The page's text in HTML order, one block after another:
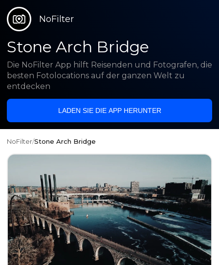
NoFilter
Stone Arch Bridge
Die NoFilter App hilft Reisenden und Fotografen, die
besten Fotolocations auf der ganzen Welt zu
entdecken
LADEN SIE DIE APP HERUNTER
NoFilter/Stone Arch Bridge